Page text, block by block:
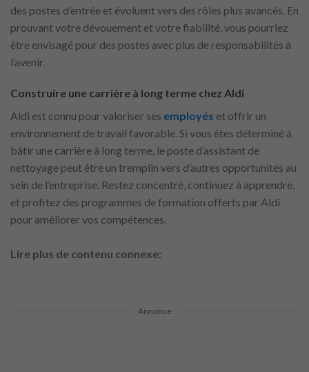
des postes d’entrée et évoluent vers des rôles plus avancés. En
prouvant votre dévouement et votre fiabilité, vous pourriez
être envisagé pour des postes avec plus de responsabilités à
l’avenir.
Construire une carrière à long terme chez Aldi
Aldi est connu pour valoriser ses employés et offrir un
environnement de travail favorable. Si vous êtes déterminé à
bâtir une carrière à long terme, le poste d’assistant de
nettoyage peut être un tremplin vers d’autres opportunités au
sein de l’entreprise. Restez concentré, continuez à apprendre,
et profitez des programmes de formation offerts par Aldi
pour améliorer vos compétences.
Lire plus de contenu connexe:
Annonce